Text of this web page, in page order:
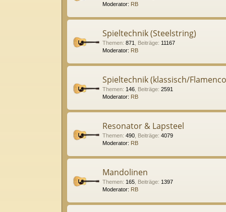
Moderator: RB
Spieltechnik (Steelstring)
Themen: 871 Beiträge: 11167
Moderator: RB
Spieltechnik (klassisch/
Themen: 146 Beiträge: 2591
Moderator: RB
Resonator & Lapsteel
Themen: 490 Beiträge: 4079
Moderator: RB
Mandolinen
Themen: 165 Beiträge: 1397
Moderator: RB